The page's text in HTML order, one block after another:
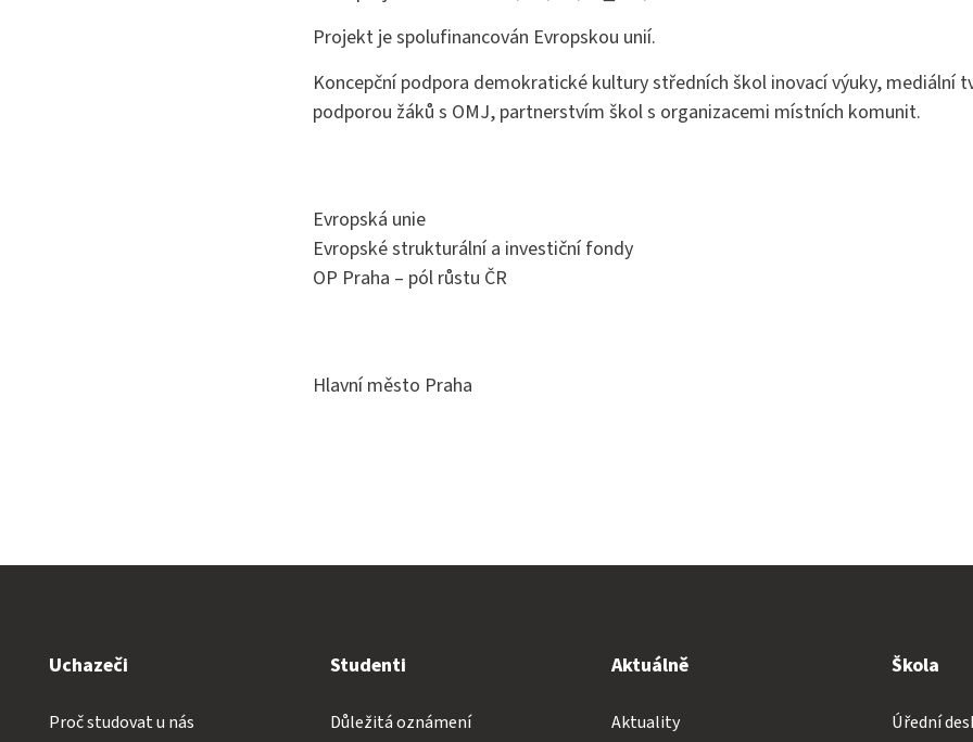
Projekt je spolufinancován Evropskou unií.
Koncepční podpora demokratické kultury středních škol inovací výuky, mediální
podporou žáků s OMJ, partnerstvím škol s organizacemi místních komunit.
Evropská unie
Evropské strukturální a investiční fondy
OP Praha – pól růstu ČR
Hlavní město Praha
Uchazeči
Proč studovat u nás
Studenti
Důležitá oznámení
Aktuálně
Aktuality
Škola
Úřední